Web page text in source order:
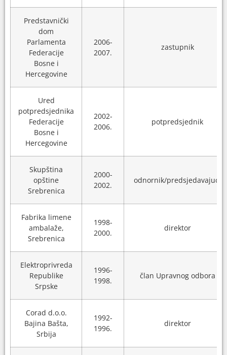
Predstavnički
dom
Parlamenta
Federacije
Bosne i
Hercegovine
2006-
2007.
zastupnik
Ured
potpredsjednika
Federacije
Bosne i
Hercegovine
2002-
2006.
potpredsjednik
Skupština
opštine
Srebrenica
2000-
2002.
odnornik/predsjedavajući
Fabrika limene
ambalaže,
Srebrenica
1998-
2000.
direktor
Elektroprivreda
Republike
Srpske
1996-
1998.
član Upravnog odbora
Corad d.o.o.
Bajina Bašta,
Srbija
1992-
1996.
direktor